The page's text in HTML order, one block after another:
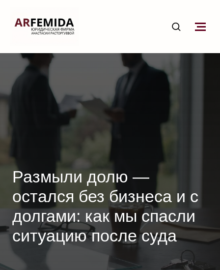
Размыли долю —
остался без бизнеса и с
долгами: как мы спасли
ситуацию после суда